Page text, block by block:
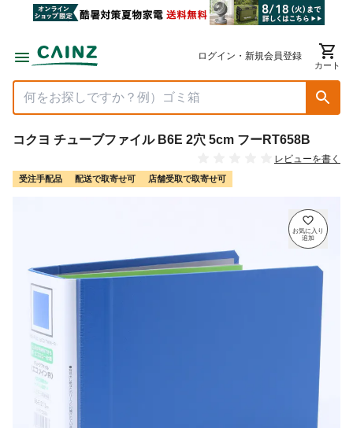
ログイン・新規会員登録
カート
コクヨ チューブファイル B6E 2穴 5cm フーRT658B
レビューを書く
受注手配品 配送で取寄せ可 店舗受取で取寄せ可